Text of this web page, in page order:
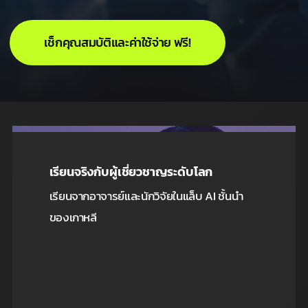
เช็กคุณสมบัติและค่าใช้จ่าย ฟรี!
เรียนจริงกับผู้เชี่ยวชาญระดับโลก
เรียนจากอาจารย์และนักวิจัยในแล็บ AI ชั้นนำ
ของเกาหลี